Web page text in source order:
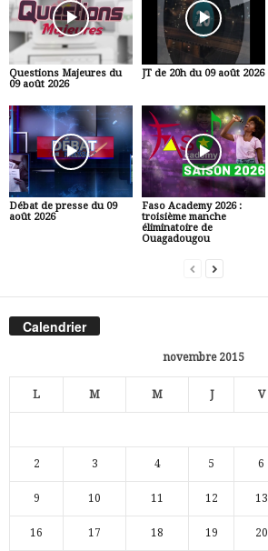
Questions Majeures du
09 août 2026
JT de 20h du 09 août 2026
Débat de presse du 09
août 2026
Faso Academy 2026 :
troisième manche
éliminatoire de
Ouagadougou
Calendrier
novembre 2015
L M M J V
2 3 4 5 6
9 10 11 12 13
16 17 18 19 20